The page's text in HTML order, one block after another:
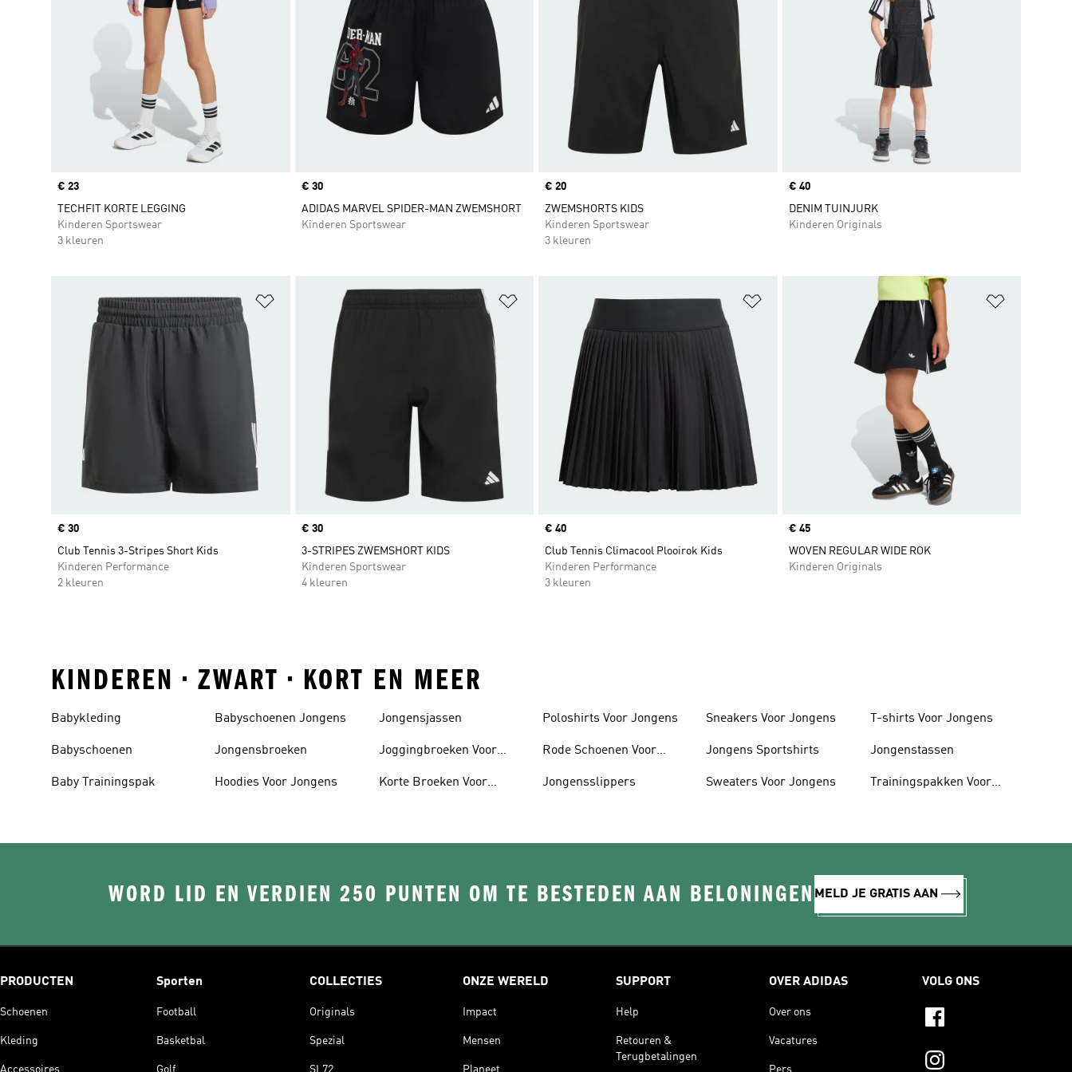
Price
€ 23
TECHFIT KORTE LEGGING
Kinderen Sportswear
3 kleuren
Price
€ 30
ADIDAS MARVEL SPIDER-MAN ZWEMSHORT
Kinderen Sportswear
Price
€ 20
ZWEMSHORTS KIDS
Kinderen Sportswear
3 kleuren
Price
€ 40
DENIM TUINJURK
Kinderen Originals
Op verlanglijst zetten
Price
€ 30
Club Tennis 3-Stripes Short Kids
Kinderen Performance
2 kleuren
Op verlanglijst zetten
Price
€ 30
3-STRIPES ZWEMSHORT KIDS
Kinderen Sportswear
4 kleuren
Op verlanglijst zetten
Price
€ 40
Club Tennis Climacool Plooirok Kids
Kinderen Performance
3 kleuren
Price
€ 45
WOVEN REGULAR WIDE ROK
Kinderen Originals
KINDEREN • ZWART • KORT EN MEER
Babykleding
Babyschoenen
Baby Trainingspak
Babyschoenen Jongens
Jongensbroeken
Hoodies Voor Jongens
Jongensjassen
Joggingbroeken Voor
Korte Broeken Voor
Poloshirts Voor Jongens
Rode Schoenen Voor
Jongensslippers
Sneakers Voor Jongens
Jongens Sportshirts
Sweaters Voor Jongens
T-shirts Voor Jongens
Jongenstassen
Trainingspakken Voor
WORD LID EN VERDIEN 250 PUNTEN OM TE BESTEDEN AAN BELONINGEN MELD JE GRATIS AAN
PRODUCTEN
Schoenen
Kleding
Accessoires
Sporten
Football
Basketbal
Golf
COLLECTIES
Originals
Spezial
SL72
ONZE WERELD
Impact
Mensen
Planeet
SUPPORT
Help
Retouren &
Terugbetalingen
OVER ADIDAS
Over ons
Vacatures
Pers
VOLG ONS